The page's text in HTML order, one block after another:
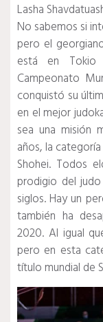
Lasha
No sabemos si
pero el
está en
Campeonato
conquistó su
en el mejor
sea una misión
años, la
Shohei. Todos
prodigio del
siglos. Hay un
también ha
2020. Al igual
pero en esta
título mundial de